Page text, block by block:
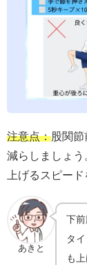
注意点：股関
減らしましょ
上げるスピー
あきと
下
タ
も